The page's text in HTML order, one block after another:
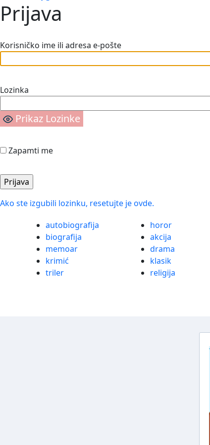
Prijava
Korisničko ime ili adresa e-pošte
Lozinka
Prikaz Lozinke
Zapamti me
Ako ste izgubili lozinku, resetujte je ovde.
autobiografija
biografija
memoar
krimić
triler
horor
akcija
drama
klasik
religija